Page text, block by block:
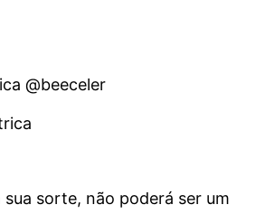
@beeceler
sorte, não poderá ser um